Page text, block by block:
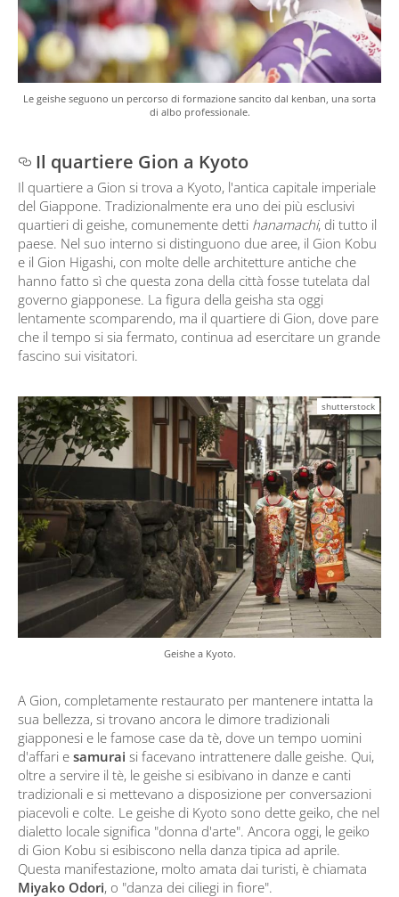
Le geishe seguono un percorso di formazione sancito dal kenban, una sorta
di albo professionale.
Il quartiere Gion a Kyoto
Il quartiere a Gion si trova a Kyoto, l'antica capitale imperiale
del Giappone. Tradizionalmente era uno dei più esclusivi
quartieri di geishe, comunemente detti hanamachi, di tutto il
paese. Nel suo interno si distinguono due aree, il Gion Kobu
e il Gion Higashi, con molte delle architetture antiche che
hanno fatto sì che questa zona della città fosse tutelata dal
governo giapponese. La figura della geisha sta oggi
lentamente scomparendo, ma il quartiere di Gion, dove pare
che il tempo si sia fermato, continua ad esercitare un grande
fascino sui visitatori.
shutterstock
Geishe a Kyoto.
A Gion, completamente restaurato per mantenere intatta la
sua bellezza, si trovano ancora le dimore tradizionali
giapponesi e le famose case da tè, dove un tempo uomini
d'affari e samurai si facevano intrattenere dalle geishe. Qui,
oltre a servire il tè, le geishe si esibivano in danze e canti
tradizionali e si mettevano a disposizione per conversazioni
piacevoli e colte. Le geishe di Kyoto sono dette geiko, che nel
dialetto locale significa "donna d'arte". Ancora oggi, le geiko
di Gion Kobu si esibiscono nella danza tipica ad aprile.
Questa manifestazione, molto amata dai turisti, è chiamata
Miyako Odori, o "danza dei ciliegi in fiore".